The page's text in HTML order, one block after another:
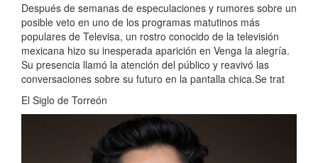
Después de semanas de especulaciones y rumores sobre un
posible veto en uno de los programas matutinos más
populares de Televisa, un rostro conocido de la televisión
mexicana hizo su inesperada aparición en Venga la alegría.
Su presencia llamó la atención del público y reavivó las
conversaciones sobre su futuro en la pantalla chica.Se trat
El Siglo de Torreón